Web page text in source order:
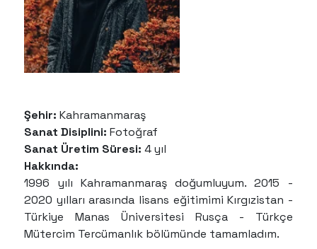
Şehir: Kahramanmaraş
Sanat Disiplini: Fotoğraf
Sanat Üretim Süresi: 4 yıl
Hakkında:
1996 yılı Kahramanmaraş doğumluyum. 2015 -
2020 yılları arasında lisans eğitimimi Kırgızistan -
Türkiye Manas Üniversitesi Rusça - Türkçe
Mütercim Tercümanlık bölümünde tamamladım.